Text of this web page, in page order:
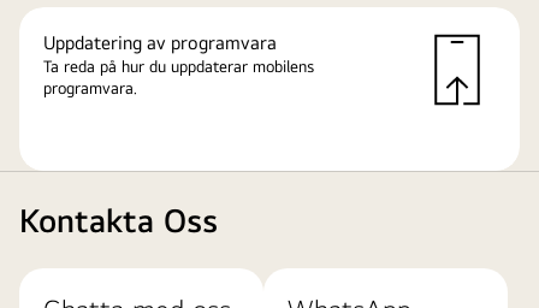
Uppdatering av programvara
Ta reda på hur du uppdaterar mobilens
programvara.
Kontakta Oss